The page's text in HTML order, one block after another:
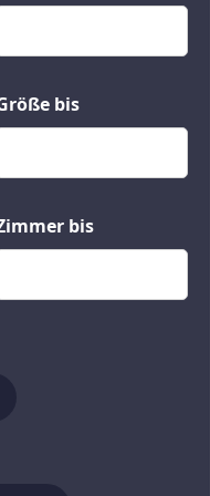
bis
bis